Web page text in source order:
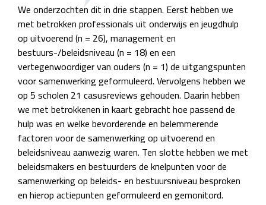
We onderzochten dit in drie stappen. Eerst hebben we
met betrokken professionals uit onderwijs en jeugdhulp
op uitvoerend (n = 26), management en
bestuurs-/beleidsniveau (n = 18) en een
vertegenwoordiger van ouders (n = 1) de uitgangspunten
voor samenwerking geformuleerd. Vervolgens hebben we
op 5 scholen 21 casusreviews gehouden. Daarin hebben
we met betrokkenen in kaart gebracht hoe passend de
hulp was en welke bevorderende en belemmerende
factoren voor de samenwerking op uitvoerend en
beleidsniveau aanwezig waren. Ten slotte hebben we met
beleidsmakers en bestuurders de knelpunten voor de
samenwerking op beleids- en bestuursniveau besproken
en hierop actiepunten geformuleerd en gemonitord.